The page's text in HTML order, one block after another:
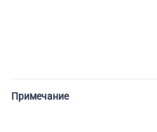
Примечание